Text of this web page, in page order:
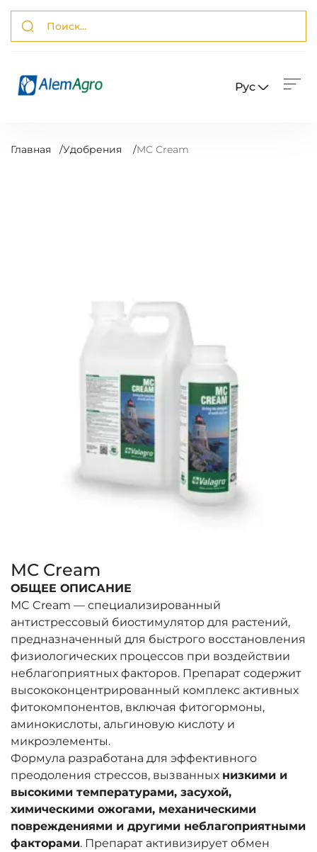
Рус
Главная /Удобрения /MC Cream
MC Cream
ОБЩЕЕ ОПИСАНИЕ
MC Cream — специализированный
антистрессовый биостимулятор для растений,
предназначенный для быстрого восстановления
физиологических процессов при воздействии
неблагоприятных факторов. Препарат содержит
высококонцентрированный комплекс активных
фитокомпонентов, включая фитогормоны,
аминокислоты, альгиновую кислоту и
микроэлементы.
Формула разработана для эффективного
преодоления стрессов, вызванных низкими и
высокими температурами, засухой,
химическими ожогами, механическими
повреждениями и другими неблагоприятными
факторами. Препарат активизирует обмен